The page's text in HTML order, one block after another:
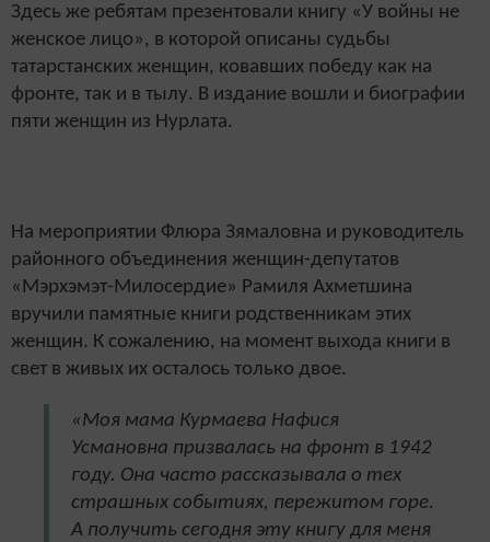
Здесь же ребятам презентовали книгу «У войны не
женское лицо», в которой описаны судьбы
татарстанских женщин, ковавших победу как на
фронте, так и в тылу. В издание вошли и биографии
пяти женщин из Нурлата.
На мероприятии Флюра Зямаловна и руководитель
районного объединения женщин-депутатов
«Мэрхэмэт-Милосердие» Рамиля Ахметшина
вручили памятные книги родственникам этих
женщин. К сожалению, на момент выхода книги в
свет в живых их осталось только двое.
«Моя мама Курмаева Нафися
Усмановна призвалась на фронт в 1942
году. Она часто рассказывала о тех
страшных событиях, пережитом горе.
А получить сегодня эту книгу для меня